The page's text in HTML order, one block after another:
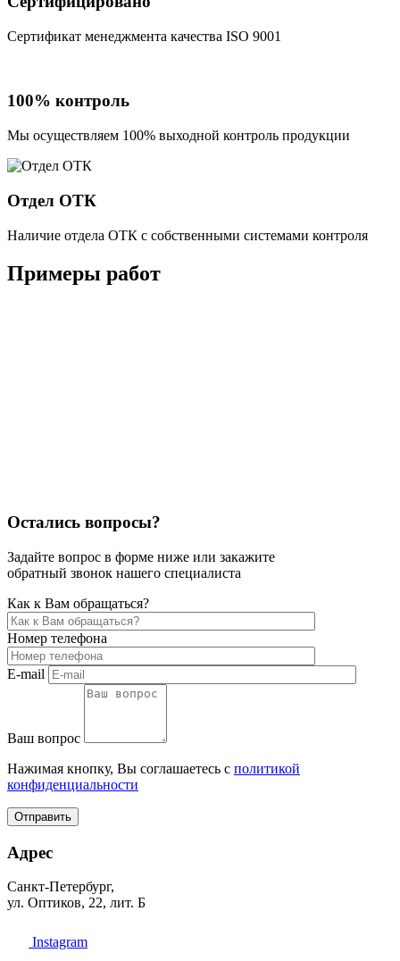
Сертификат менеджмента качества ISO 9001
100% контроль
Мы осуществляем 100% выходной контроль продукции
Отдел ОТК
Наличие отдела ОТК с собственными системами контроля
Примеры работ
Остались вопросы?
Задайте вопрос в форме ниже или закажите
обратный звонок нашего специалиста
Как к Вам обращаться?
Номер телефона
E-mail
Ваш вопрос
Нажимая кнопку, Вы соглашаетесь с политикой
конфиденциальности
Отправить
Адрес
Санкт-Петербург,
ул. Оптиков, 22, лит. Б
Instagram